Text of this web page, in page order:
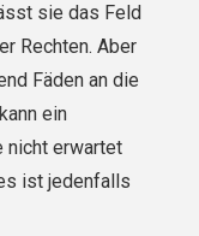
sie das Feld
Rechten. Aber
Fäden an die
ein
nicht erwartet
ist jedenfalls